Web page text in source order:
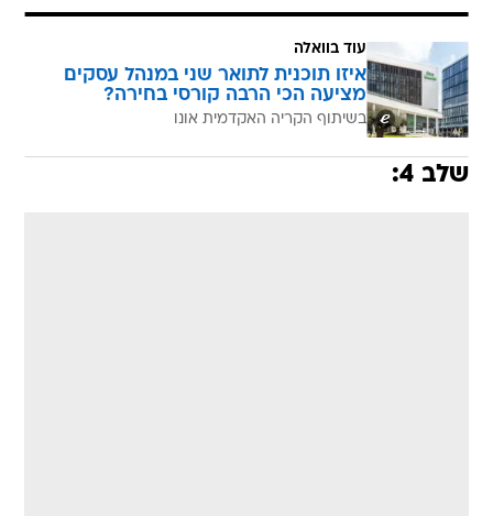
עוד בוואלה
איזו תוכנית לתואר שני במנהל עסקים
מציעה הכי הרבה קורסי בחירה?
בשיתוף הקריה האקדמית אונו
שלב 4: